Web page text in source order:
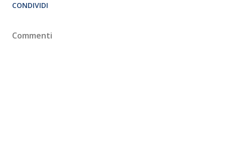
CONDIVIDI
Commenti